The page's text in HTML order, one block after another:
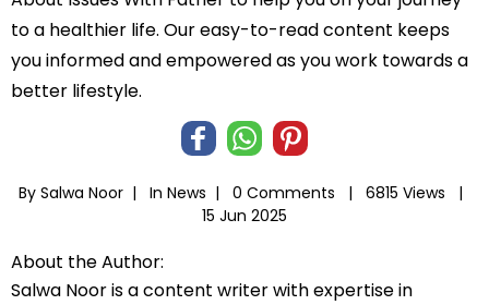
to a healthier life. Our easy-to-read content keeps
you informed and empowered as you work towards a
better lifestyle.
By Salwa Noor | In News | 0 Comments |
6815 Views |
15 Jun 2025
About the Author:
Salwa Noor is a content writer with expertise in